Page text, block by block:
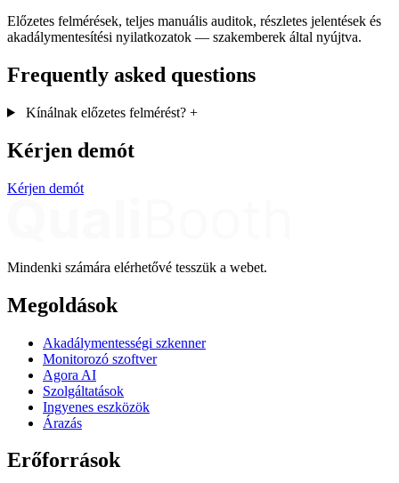
Előzetes felmérések, teljes manuális auditok, részletes jelentések és
akadálymentesítési nyilatkozatok — szakemberek által nyújtva.
Frequently asked questions
Kínálnak előzetes felmérést? +
Kérjen demót
Kérjen demót
Mindenki számára elérhetővé tesszük a webet.
Megoldások
Akadálymentességi szkenner
Monitorozó szoftver
Agora AI
Szolgáltatások
Ingyenes eszközök
Árazás
Erőforrások